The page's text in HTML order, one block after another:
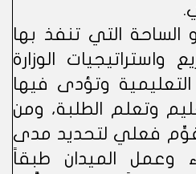
الساحة التي تنفذ بها
واستراتيجيات الوزارة
وتؤدى فيها
وتعلم الطلبة، ومن
فعلي لتحديد مدى
وعمل الميدان طبقاً